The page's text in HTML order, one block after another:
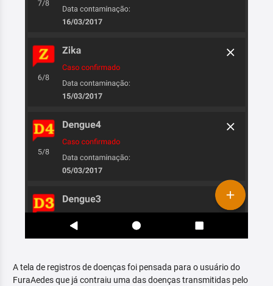
A tela de registros de doenças foi pensada para o usuário do
FuraAedes que já contraiu uma das doenças transmitidas pelo